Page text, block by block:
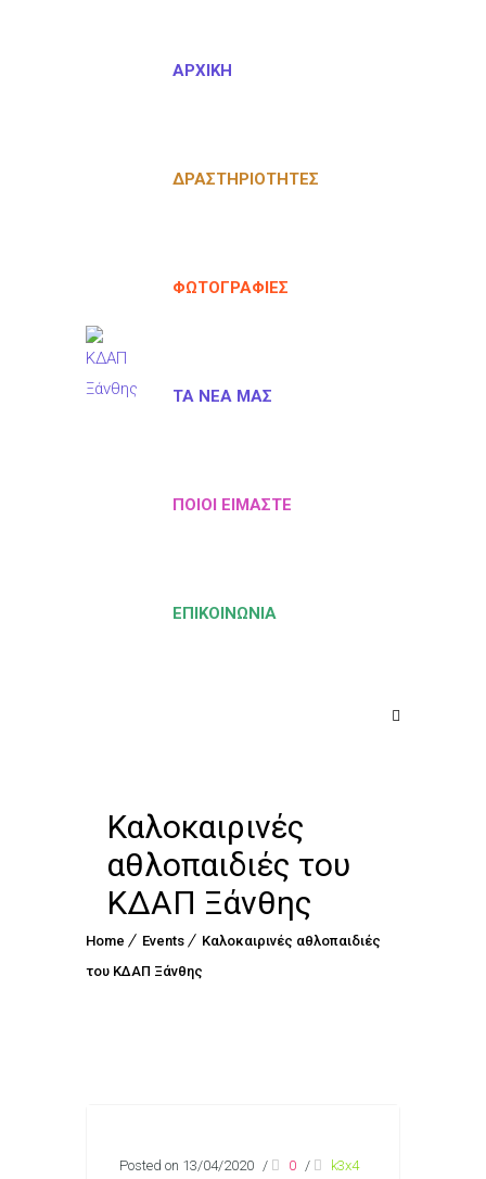
ΑΡΧΙΚΉ
ΔΡΑΣΤΗΡΙΌΤΗΤΕΣ
ΦΩΤΟΓΡΑΦΊΕΣ
ΤΑ ΝΈΑ ΜΑΣ
ΠΟΙΟΙ ΕΊΜΑΣΤΕ
ΕΠΙΚΟΙΝΩΝΊΑ
Καλοκαιρινές
αθλοπαιδιές του
ΚΔΑΠ Ξάνθης
Home Events
Καλοκαιρινές αθλοπαιδιές
του ΚΔΑΠ Ξάνθης
Posted on 13/04/2020 / 0 / k3x4